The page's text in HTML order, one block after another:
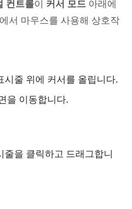
컨트롤이 커서 모드 아래에
서 마우스를 사용해 상호작
줄 위에 커서를 올립니다.
을 이동합니다.
을 클릭하고 드래그합니